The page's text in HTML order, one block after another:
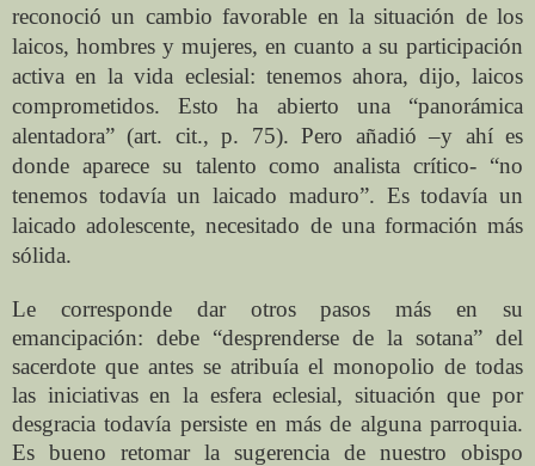
reconoció un cambio favorable en la situación de los
laicos, hombres y mujeres, en cuanto a su participación
activa en la vida eclesial: tenemos ahora, dijo, laicos
comprometidos. Esto ha abierto una “panorámica
alentadora” (art. cit., p. 75). Pero añadió –y ahí es
donde aparece su talento como analista crítico- “no
tenemos todavía un laicado maduro”. Es todavía un
laicado adolescente, necesitado de una formación más
sólida.
Le corresponde dar otros pasos más en su
emancipación: debe “desprenderse de la sotana” del
sacerdote que antes se atribuía el monopolio de todas
las iniciativas en la esfera eclesial, situación que por
desgracia todavía persiste en más de alguna parroquia.
Es bueno retomar la sugerencia de nuestro obispo